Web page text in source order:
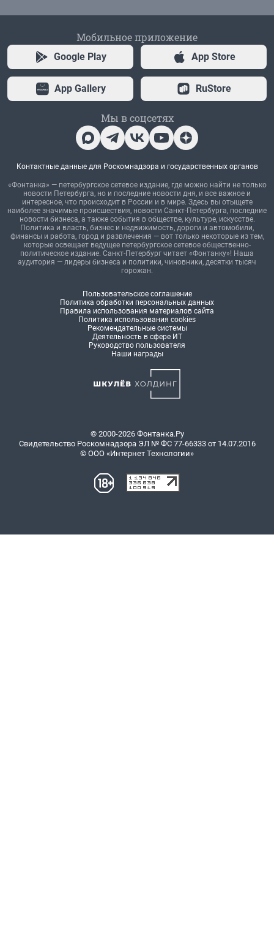
Мобильное приложение
Google Play App Store
App Gallery RuStore
Мы в соцсетях
Контактные данные для Роскомнадзора и государственных органов
«Фонтанка» — петербургское сетевое издание, где можно найти не только
новости Петербурга, но и последние новости дня, и все важное и
интересное, что происходит в России и в мире. Здесь вы отыщете
наиболее значимые происшествия, новости Санкт-Петербурга, последние
новости бизнеса, а также события в обществе, культуре, искусстве.
Политика и власть, бизнес и недвижимость, дороги и автомобили,
финансы и работа, город и развлечения — вот только некоторые из тем,
которые освещает ведущее петербургское сетевое общественно-
политическое издание. Санкт-Петербург читает «Фонтанку»! Наша
аудитория — лидеры бизнеса и политики, чиновники, десятки тысяч
горожан.
Пользовательское соглашение
Политика обработки персональных данных
Правила использования материалов сайта
Политика использования cookies
Рекомендательные системы
Деятельность в сфере ИТ
Руководство пользователя
Наши награды
© 2000-2026 Фонтанка.Ру
Свидетельство Роскомнадзора ЭЛ № ФС 77-66333 от 14.07.2016
© ООО «Интернет Технологии»